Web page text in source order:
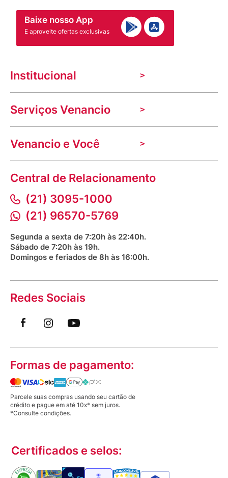
Baixe nosso App
E aproveite ofertas exclusivas
Institucional
A Venancio
Trabalhe Conosco
Nossas lojas
Indique seu imóvel
Aniversário Venancio 2025
Serviços Venancio
Troca e devolução
Mecânica de promoções
Dúvidas frequentes
Prazos e entregas
Bioimpedância Gratuita
Venancio e Você
VClube - Programa de fidelidade
Fale com o farmacêutico
Fale conosco
Procon RJ
Saúde na praça
Central de Relacionamento
(21) 3095-1000
(21) 96570-5769
Segunda a sexta de 7:20h às 22:40h.
Sábado de 7:20h às 19h.
Domingos e feriados de 8h às 16:00h.
Redes Sociais
Formas de pagamento:
Parcele suas compras usando seu cartão de
crédito e pague em até 10x* sem juros.
*Consulte condições.
Certificados e selos: